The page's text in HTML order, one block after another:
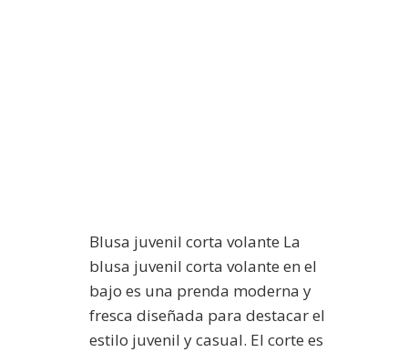
Blusa juvenil corta volante La
blusa juvenil corta volante en el
bajo es una prenda moderna y
fresca diseñada para destacar el
estilo juvenil y casual. El corte es